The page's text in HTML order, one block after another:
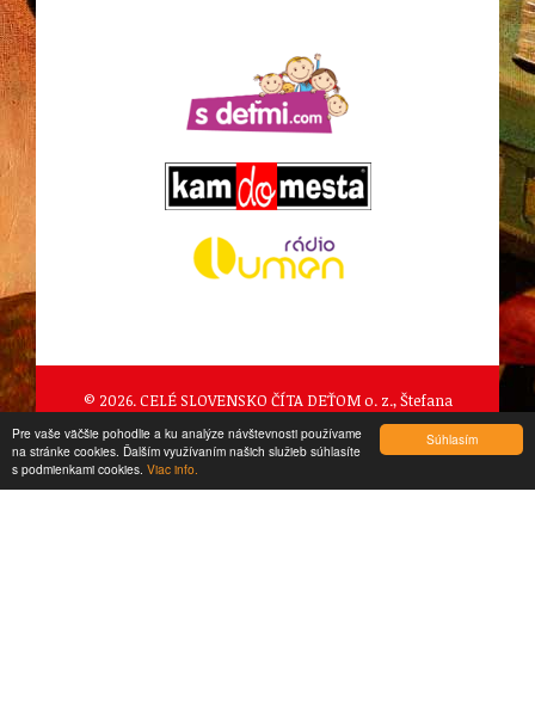
Súhlasím
Pre vaše väčšie pohodlie a ku analýze návštevnosti používame
na stránke cookies. Ďalším využívaním našich služieb súhlasíte
s podmienkami cookies. Viac info.
© 2026. CELÉ SLOVENSKO ČÍTA DEŤOM o. z., Štefana
created byCTS Europe s.r.o.